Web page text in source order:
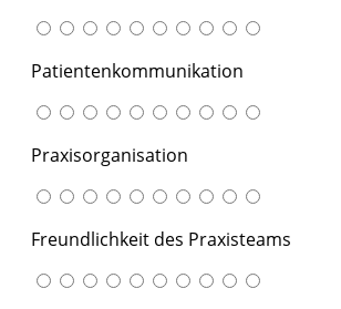
Patientenkommunikation
Praxisorganisation
Freundlichkeit des Praxisteams